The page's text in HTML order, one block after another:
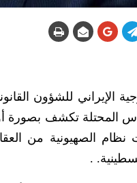
الإيراني للشؤون
المحتلة تكشف بصورة
نظام الصهيونية من
.